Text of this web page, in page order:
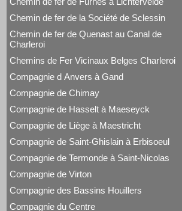
Tout Chemin de fer de Flénu
Chemin de fer de Flénu
Tout Chemin de fer de Furnes à Lichtervelde
Saint-Léonard
Chemin de fer de la Société de Sclessin
Tout Chemin de fer de la Société de Sclessin
Saint-Léonard
Chemin de fer de Quenast au Canal de
Charleroi
Tout Chemin de fer de Quenast au Canal de
Charleroi
Chemin de fer de Quenast au Canal de Charleroi
Chemins de Fer Vicinaux Belges Charleroi
Tout Chemins de Fer Vicinaux Belges Charleroi
Chemins de Fer Vicinaux Belges Charleroi
Compagnie d Anvers à Gand
Tout Compagnie d Anvers à Gand
3H
4H
5H
De Ridder
Compagnie de Chimay
Tout Compagnie de Chimay
1 à 5 (Ravachol)
51-64 (Revolver)
1 à 5
120 T Nord 2.921 à 2.950
671-676 (Viennoises)
701-710 (Engerth)
711-755 (180 unités)
Engerth
G 71
Train-Tramway
Compagnie de Hasselt à Maeseyck
Tout Compagnie de Hasselt à Maeseyck
Compagnie de Hasselt à Maeseyck
Tubize Type 10
Compagnie de Liège à Maestricht
Tout Compagnie de Liège à Maestricht
Compagnie de Liège à Maestricht
Mammouth Nord-Belge
Train-Tramway
Type 28 EB
Compagnie de Saint-Ghislain à Erbisoeul
Tout Compagnie de Saint-Ghislain à Erbisoeul
Marchandises
Voyageurs
Compagnie de Termonde à Saint-Nicolas
Tout Compagnie de Termonde à Saint-Nicolas
Cockerill
Compagnie de Termonde à Saint-Nicolas
Fox, Walker & Co
Compagnie de Virton
Tout Compagnie de Virton
Compagnie de Virton
Compagnie des Bassins Houillers
Compagnie du Centre